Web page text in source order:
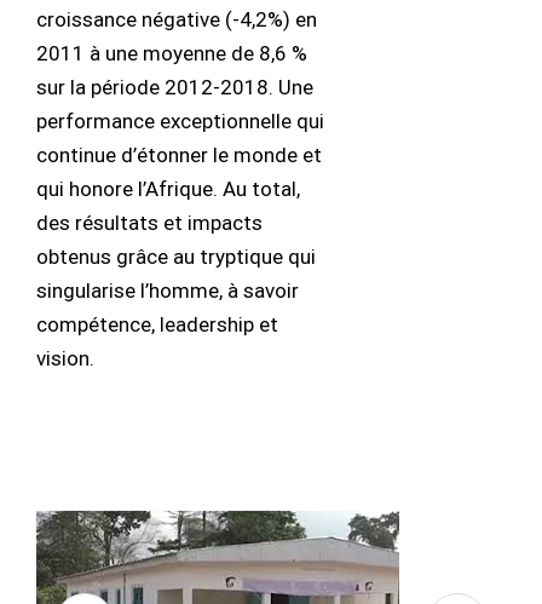
croissance négative (-4,2%) en
2011 à une moyenne de 8,6 %
sur la période 2012-2018. Une
performance exceptionnelle qui
continue d’étonner le monde et
qui honore l’Afrique. Au total,
des résultats et impacts
obtenus grâce au tryptique qui
singularise l’homme, à savoir
compétence, leadership et
vision.